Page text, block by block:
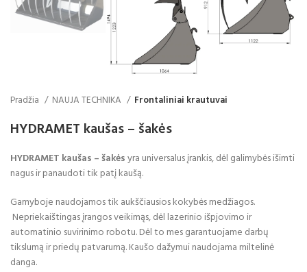
Pradžia NAUJA TECHNIKA Frontaliniai krautuvai
HYDRAMET kaušas – šakės
HYDRAMET kaušas – šakėsyra universalus įrankis, dėl galimybės išimti
nagus ir panaudoti tik patį kaušą.
Gamyboje naudojamos tik aukščiausios kokybės medžiagos.
Nepriekaištingas įrangos veikimąs, dėl lazerinio išpjovimo ir
automatinio suvirinimo robotu. Dėl to mes garantuojame darbų
tikslumą ir priedų patvarumą. Kaušo dažymui naudojama miltelinė
danga.